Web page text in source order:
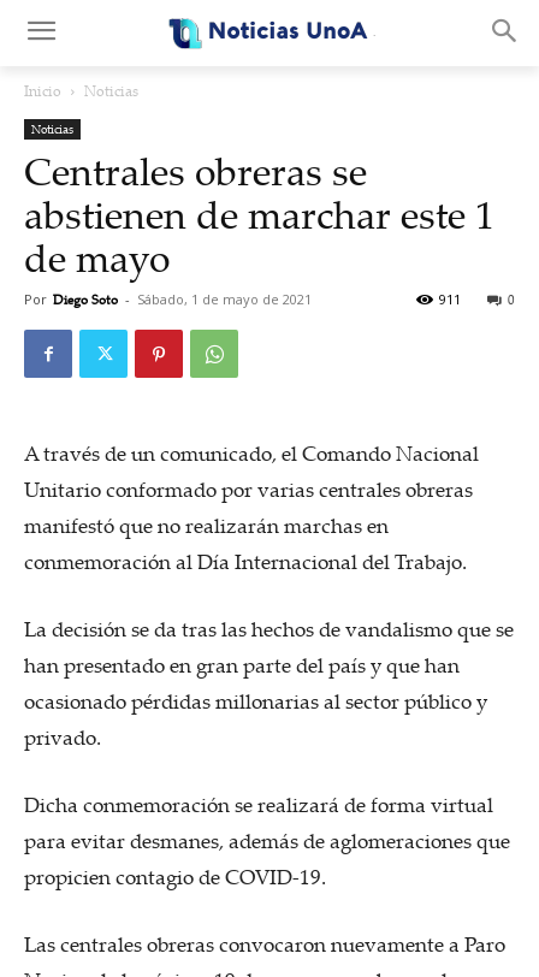
Inicio Noticias
Noticias
Centrales obreras se
abstienen de marchar este 1
de mayo
Por Diego Soto - Sábado, 1 de mayo de 2021 0
911
A través de un comunicado, el Comando Nacional
Unitario conformado por varias centrales obreras
manifestó que no realizarán marchas en
conmemoración al Día Internacional del Trabajo.
La decisión se da tras las hechos de vandalismo que se
han presentado en gran parte del país y que han
ocasionado pérdidas millonarias al sector público y
privado.
Dicha conmemoración se realizará de forma virtual
para evitar desmanes, además de aglomeraciones que
propicien contagio de COVID-19.
Las centrales obreras convocaron nuevamente a Paro